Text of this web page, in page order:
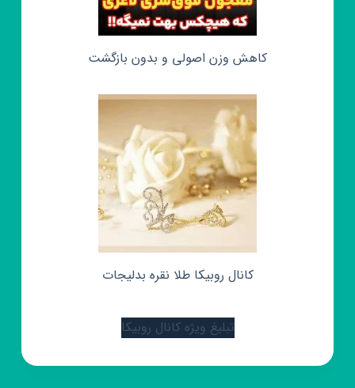
کاهش وزن اصولی و بدون بازگشت
کانال روبیکا طلا نقره بدلیجات
تبلیغ ویژه کانال روبیکا